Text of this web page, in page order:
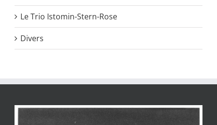
Le Trio Istomin-Stern-Rose
Divers